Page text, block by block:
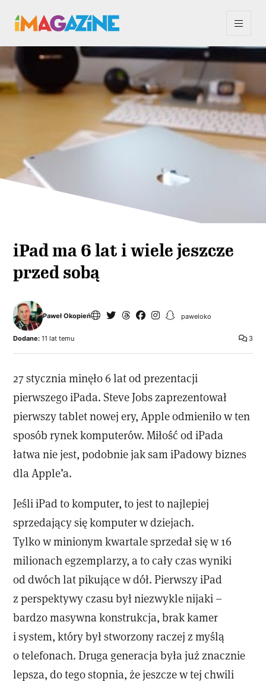
iPad ma 6 lat i wiele jeszcze
przed sobą
Paweł Okopień paweloko
3
Dodane: 11 lat temu
27 stycznia minęło 6 lat od prezentacji
pierwszego iPada. Steve Jobs zaprezentował
pierwszy tablet nowej ery, Apple odmieniło w ten
sposób rynek komputerów. Miłość od iPada
łatwa nie jest, podobnie jak sam iPadowy biznes
dla Apple’a.
Jeśli iPad to komputer, to jest to najlepiej
sprzedający się komputer w dziejach.
Tylko w minionym kwartale sprzedał się w 16
milionach egzemplarzy, a to cały czas wyniki
od dwóch lat pikujące w dół. Pierwszy iPad
z perspektywy czasu był niezwykle nijaki –
bardzo masywna konstrukcja, brak kamer
i system, który był stworzony raczej z myślą
o telefonach. Druga generacja była już znacznie
lepsza, do tego stopnia, że jeszcze w tej chwili